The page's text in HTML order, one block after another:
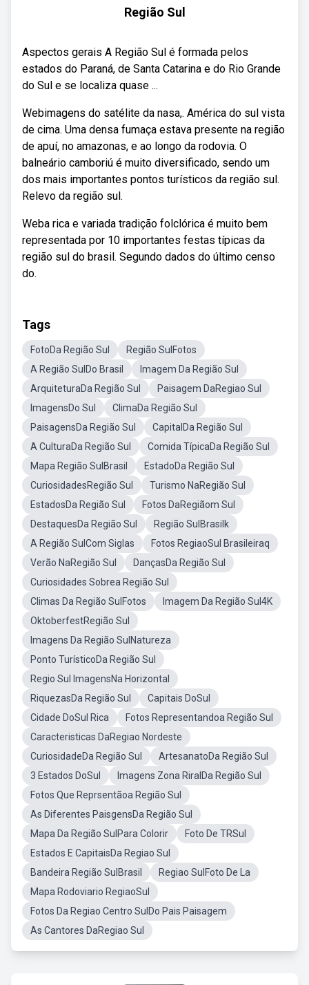
Região Sul
Aspectos gerais A Região Sul é formada pelos
estados do Paraná, de Santa Catarina e do Rio Grande
do Sul e se localiza quase ...
Webimagens do satélite da nasa,. América do sul vista
de cima. Uma densa fumaça estava presente na região
de apuí, no amazonas, e ao longo da rodovia. O
balneário camboriú é muito diversificado, sendo um
dos mais importantes pontos turísticos da região sul.
Relevo da região sul.
Weba rica e variada tradição folclórica é muito bem
representada por 10 importantes festas típicas da
região sul do brasil. Segundo dados do último censo
do.
Tags
FotoDa Região Sul
Região SulFotos
A Região SulDo Brasil
Imagem Da Região Sul
ArquiteturaDa Região Sul
Paisagem DaRegiao Sul
ImagensDo Sul
ClimaDa Região Sul
PaisagensDa Região Sul
CapitalDa Região Sul
A CulturaDa Região Sul
Comida TípicaDa Região Sul
Mapa Região SulBrasil
EstadoDa Região Sul
CuriosidadesRegião Sul
Turismo NaRegião Sul
EstadosDa Região Sul
Fotos DaRegiãom Sul
DestaquesDa Região Sul
Região SulBrasilk
A Região SulCom Siglas
Fotos RegiaoSul Brasileiraq
Verão NaRegião Sul
DançasDa Região Sul
Curiosidades Sobrea Região Sul
Climas Da Região SulFotos
Imagem Da Região Sul4K
OktoberfestRegião Sul
Imagens Da Região SulNatureza
Ponto TurísticoDa Região Sul
Regio Sul ImagensNa Horizontal
RiquezasDa Região Sul
Capitais DoSul
Cidade DoSul Rica
Fotos Representandoa Região Sul
Caracteristicas DaRegiao Nordeste
CuriosidadeDa Região Sul
ArtesanatoDa Região Sul
3 Estados DoSul
Imagens Zona RiralDa Região Sul
Fotos Que Reprsentãoa Região Sul
As Diferentes PaisgensDa Região Sul
Mapa Da Região SulPara Colorir
Foto De TRSul
Estados E CapitaisDa Regiao Sul
Bandeira Região SulBrasil
Regiao SulFoto De La
Mapa Rodoviario RegiaoSul
Fotos Da Regiao Centro SulDo Pais Paisagem
As Cantores DaRegiao Sul